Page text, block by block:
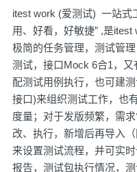
itest work (爱测试) 一站式
用、好看，好敏捷” ,是
极简的任务管理，测试管
测试，接口Mock 6合1，
配测试用例执行，也可建
接口)来组织测试工作，也
度量；对于发版频繁，需
改、执行，新增后再导入
来设置测试流程，并可实
报告，测试包执行情况，